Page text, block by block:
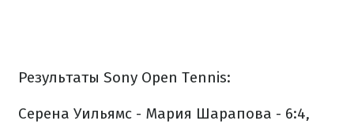
Результаты Sony Open Tennis:
Серена Уильямс - Мария Шарапова - 6:4,